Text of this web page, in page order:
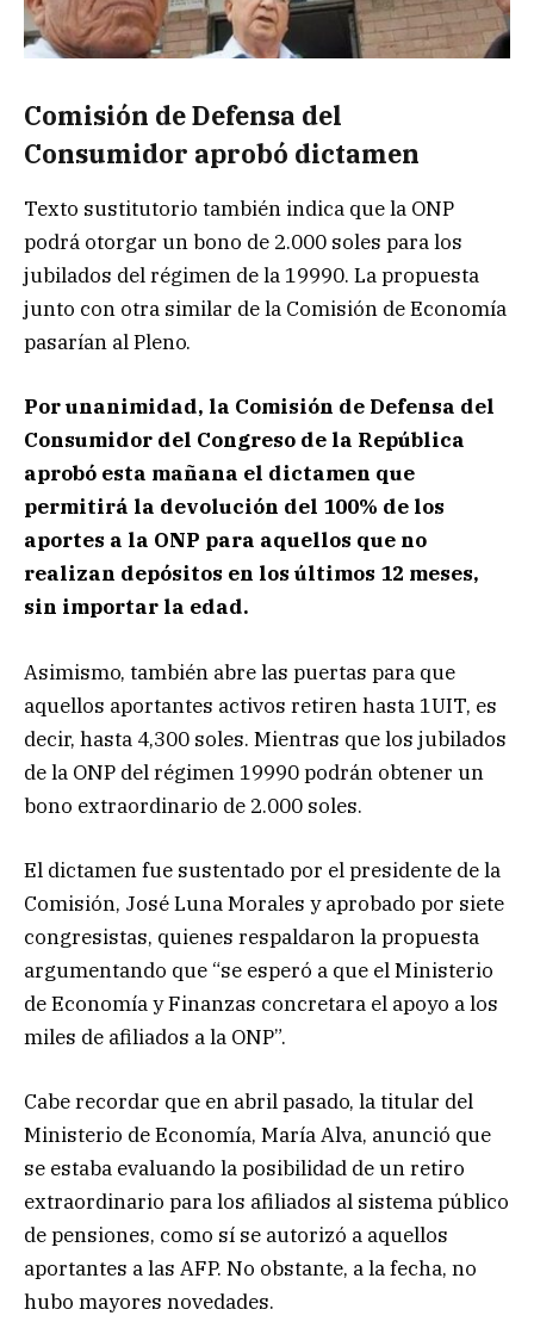
Comisión de Defensa del
Consumidor aprobó dictamen
Texto sustitutorio también indica que la ONP
podrá otorgar un bono de 2.000 soles para los
jubilados del régimen de la 19990. La propuesta
junto con otra similar de la Comisión de Economía
pasarían al Pleno.
Por unanimidad, la Comisión de Defensa del
Consumidor del Congreso de la República
aprobó esta mañana el dictamen que
permitirá la devolución del 100% de los
aportes a la ONP para aquellos que no
realizan depósitos en los últimos 12 meses,
sin importar la edad.
Asimismo, también abre las puertas para que
aquellos aportantes activos retiren hasta 1UIT, es
decir, hasta 4,300 soles. Mientras que los jubilados
de la ONP del régimen 19990 podrán obtener un
bono extraordinario de 2.000 soles.
El dictamen fue sustentado por el presidente de la
Comisión, José Luna Morales y aprobado por siete
congresistas, quienes respaldaron la propuesta
argumentando que “se esperó a que el Ministerio
de Economía y Finanzas concretara el apoyo a los
miles de afiliados a la ONP”.
Cabe recordar que en abril pasado, la titular del
Ministerio de Economía, María Alva, anunció que
se estaba evaluando la posibilidad de un retiro
extraordinario para los afiliados al sistema público
de pensiones, como sí se autorizó a aquellos
aportantes a las AFP. No obstante, a la fecha, no
hubo mayores novedades.